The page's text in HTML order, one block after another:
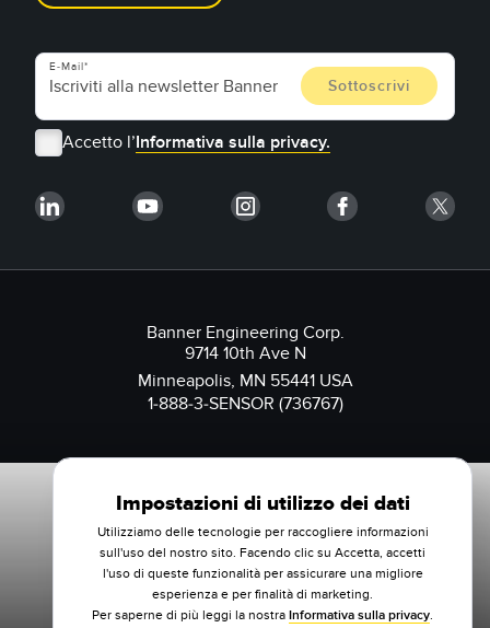
E-Mail
Accetto l’Informativa sulla privacy.
Banner Engineering Corp.
9714 10th Ave N
Minneapolis, MN 55441 USA
1-888-3-SENSOR (736767)
Impostazioni di utilizzo dei dati
Utilizziamo delle tecnologie per raccogliere informazioni
sull'uso del nostro sito. Facendo clic su Accetta, accetti
l'uso di queste funzionalità per assicurare una migliore
esperienza e per finalità di marketing.
Per saperne di più leggi la nostra Informativa sulla privacy.